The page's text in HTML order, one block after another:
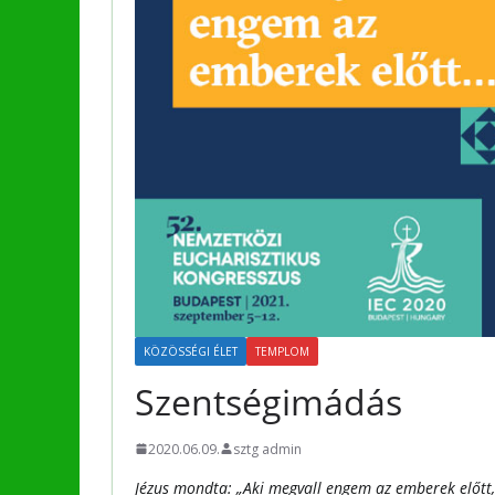
KÖZÖSSÉGI ÉLET TEMPLOM
Szentségimádás
2020.06.09. sztg admin
Jézus mondta: „Aki megvall engem az emberek